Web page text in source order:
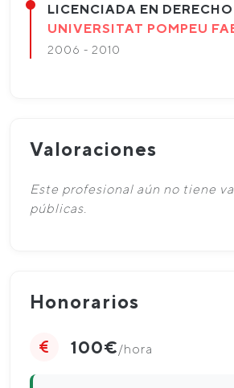
LICENCIADA EN DERECHO
UNIVERSITAT POMPEU
2006 - 2010
Valoraciones
Este profesional aún no tiene
públicas.
Honorarios
100€/hora